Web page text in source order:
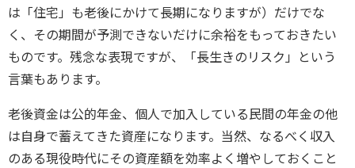
は「住宅」も老後にかけて長期になりますが）だけでな
く、その期間が予測できないだけに余裕をもっておきたい
ものです。残念な表現ですが、「長生きのリスク」という
言葉もあります。
老後資金は公的年金、個人で加入している民間の年金の他
は自身で蓄えてきた資産になります。当然、なるべく収入
のある現役時代にその資産額を効率よく増やしておくこと